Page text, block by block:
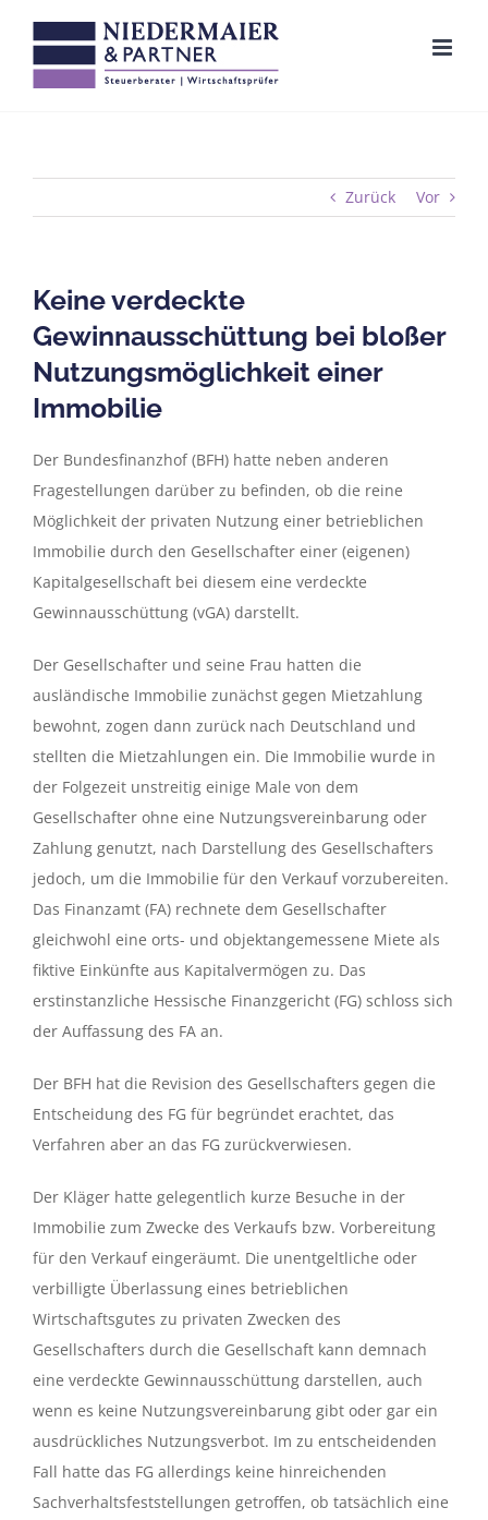
Inhalt
springen
Zurück Vor
Keine verdeckte
Gewinnausschüttung bei bloßer
Nutzungsmöglichkeit einer
Immobilie
Der Bundesfinanzhof (BFH) hatte neben anderen
Fragestellungen darüber zu befinden, ob die reine
Möglichkeit der privaten Nutzung einer betrieblichen
Immobilie durch den Gesellschafter einer (eigenen)
Kapitalgesellschaft bei diesem eine verdeckte
Gewinnausschüttung (vGA) darstellt.
Der Gesellschafter und seine Frau hatten die
ausländische Immobilie zunächst gegen Mietzahlung
bewohnt, zogen dann zurück nach Deutschland und
stellten die Mietzahlungen ein. Die Immobilie wurde in
der Folgezeit unstreitig einige Male von dem
Gesellschafter ohne eine Nutzungsvereinbarung oder
Zahlung genutzt, nach Darstellung des Gesellschafters
jedoch, um die Immobilie für den Verkauf vorzubereiten.
Das Finanzamt (FA) rechnete dem Gesellschafter
gleichwohl eine orts- und objektangemessene Miete als
fiktive Einkünfte aus Kapitalvermögen zu. Das
erstinstanzliche Hessische Finanzgericht (FG) schloss sich
der Auffassung des FA an.
Der BFH hat die Revision des Gesellschafters gegen die
Entscheidung des FG für begründet erachtet, das
Verfahren aber an das FG zurückverwiesen.
Der Kläger hatte gelegentlich kurze Besuche in der
Immobilie zum Zwecke des Verkaufs bzw. Vorbereitung
für den Verkauf eingeräumt. Die unentgeltliche oder
verbilligte Überlassung eines betrieblichen
Wirtschaftsgutes zu privaten Zwecken des
Gesellschafters durch die Gesellschaft kann demnach
eine verdeckte Gewinnausschüttung darstellen, auch
wenn es keine Nutzungsvereinbarung gibt oder gar ein
ausdrückliches Nutzungsverbot. Im zu entscheidenden
Fall hatte das FG allerdings keine hinreichenden
Sachverhaltsfeststellungen getroffen, ob tatsächlich eine